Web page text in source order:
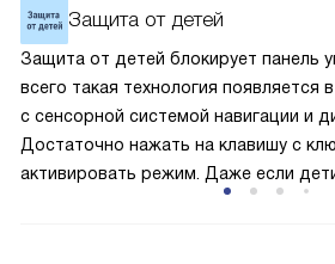
окружающей среде. Компрессор
по охладительному контуру по
лучше работает «мотор» прибора,
и быстрее происходит охлаждение,
меньше электроэнергии.
Защита от детей
Защита от детей блокирует панель
всего такая технология появляется
с сенсорной системой навигации и
Достаточно нажать на клавишу с
активировать режим. Даже если